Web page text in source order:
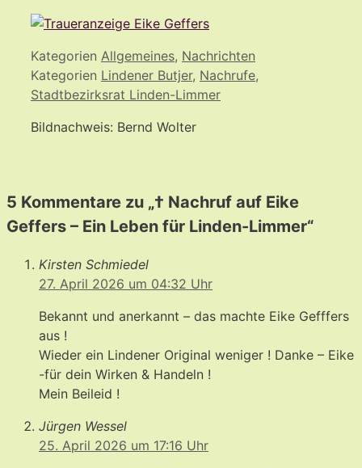
Kategorien Allgemeines, Nachrichten
Kategorien Lindener Butjer, Nachrufe,
Stadtbezirksrat Linden-Limmer
Bildnachweis: Bernd Wolter
5 Kommentare zu „† Nachruf auf Eike
Geffers – Ein Leben für Linden-Limmer“
Kirsten Schmiedel
27. April 2026 um 04:32 Uhr
Bekannt und anerkannt – das machte Eike Gefffers
aus !
Wieder ein Lindener Original weniger ! Danke – Eike
-für dein Wirken & Handeln !
Mein Beileid !
Jürgen Wessel
25. April 2026 um 17:16 Uhr